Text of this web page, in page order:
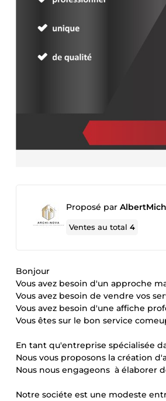
Proposé par
Ventes au total4
Bonjour
Vous avez besoin d'un approche
Vous avez besoin de vendre vos
Vous avez besoin d'une affiche
Vous êtes sur le bon service
En tant qu'entreprise spécialisée
Nous vous proposons la création
Nous nous engageons à élaborer
Notre sociéte est une modeste